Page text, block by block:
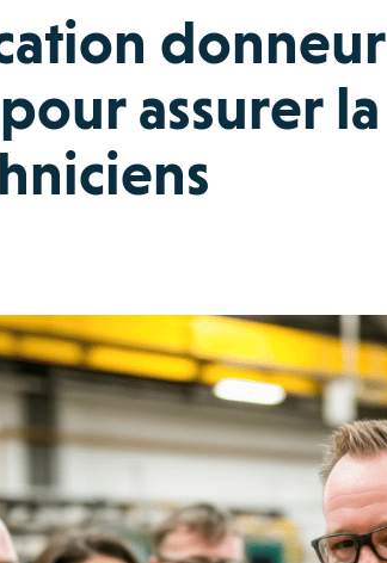
donneur
assurer la